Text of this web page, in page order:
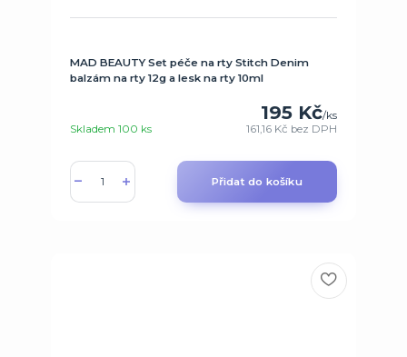
MAD BEAUTY Set péče na rty Stitch Denim
balzám na rty 12g a lesk na rty 10ml
195 Kč/ks
161,16 Kč bez DPH
Skladem 100 ks
Přidat do košíku